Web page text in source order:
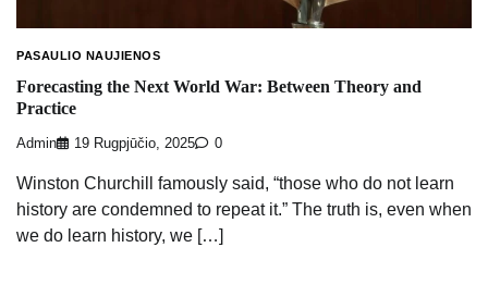
PASAULIO NAUJIENOS
Forecasting the Next World War: Between Theory and
Practice
Admin 19 Rugpjūčio, 2025 0
Winston Churchill famously said, “those who do not learn
history are condemned to repeat it.” The truth is, even when
we do learn history, we […]